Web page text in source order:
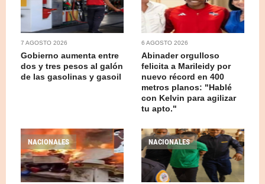
7 AGOSTO 2026
Gobierno aumenta entre
dos y tres pesos al galón
de las gasolinas y gasoil
6 AGOSTO 2026
Abinader orgulloso
felicita a Marileidy por
nuevo récord en 400
metros planos: "Hablé
con Kelvin para agilizar
tu apto."
NACIONALES NACIONALES